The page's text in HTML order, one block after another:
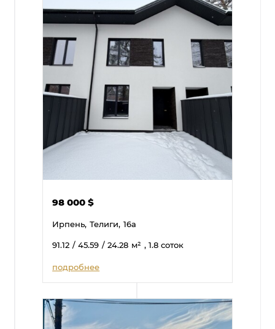
98 000$
Ирпень, Телиги, 16а
91.12 / 45.59 / 24.28 м² , 1.8 соток
подробнее